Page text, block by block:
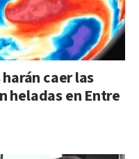
caer las
heladas en Entre